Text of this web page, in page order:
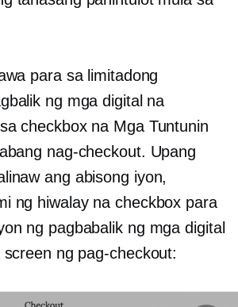
para sa limitadong
ng mga digital na
checkbox na Mga Tuntunin
nag-checkout. Upang
ang abisong iyon,
ng hiwalay na checkbox para
ng pagbabalik ng mga digital
ng pag-checkout: